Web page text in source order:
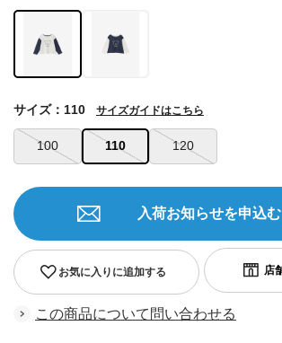
100 110 120
サイズ：110 サイズガイドはこちら
お気に入りに追加する
入荷お知らせを申込む
この商品について問い合わせる